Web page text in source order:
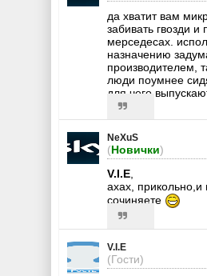
да хватит вам
забивать гвозди и
мерседесах.
назначению
производителем,
люди поумнее
для чего
NeXuS
(Новички)
V.I.E,
ахах, прикольно,и
сочиняете
V.I.E
(Гости)